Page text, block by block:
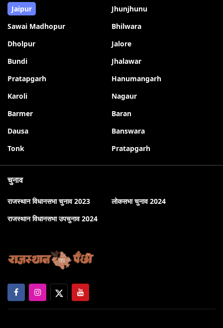
Jaipur
Jhunjhunu
Sawai Madhopur
Bhilwara
Dholpur
Jalore
Bundi
Jhalawar
Pratapgarh
Hanumangarh
Karoli
Nagaur
Barmer
Baran
Dausa
Banswara
Tonk
Pratapgarh
चुनाव
राजस्थान विधानसभा चुनाव 2023
लोकसभा चुनाव 2024
राजस्थान विधानसभा उपचुनाव 2024